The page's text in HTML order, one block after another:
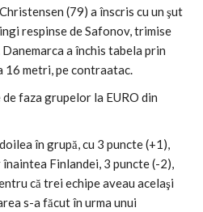
(79) a înscris cu un şut
respinse de Safonov, trimise
a închis tabela prin
16 metri, pe contraatac.
faza grupelor la EURO din
în grupă, cu 3 puncte (+1),
Finlandei, 3 puncte (-2),
că trei echipe aveau acelaşi
s-a făcut în urma unui